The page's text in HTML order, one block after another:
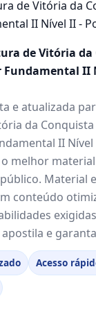
de Vitória da
Fundamental II
e atualizada
da Conquista
II
melhor
Material
conteúdo
e
Acesso